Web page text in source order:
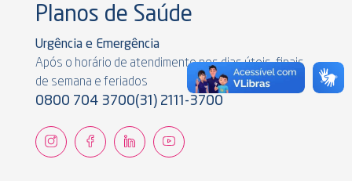
Planos de Saúde
Urgência e Emergência
Após o horário de atendimento nos dias úteis, finais
de semana e feriados
0800 704 3700(31) 2111-3700